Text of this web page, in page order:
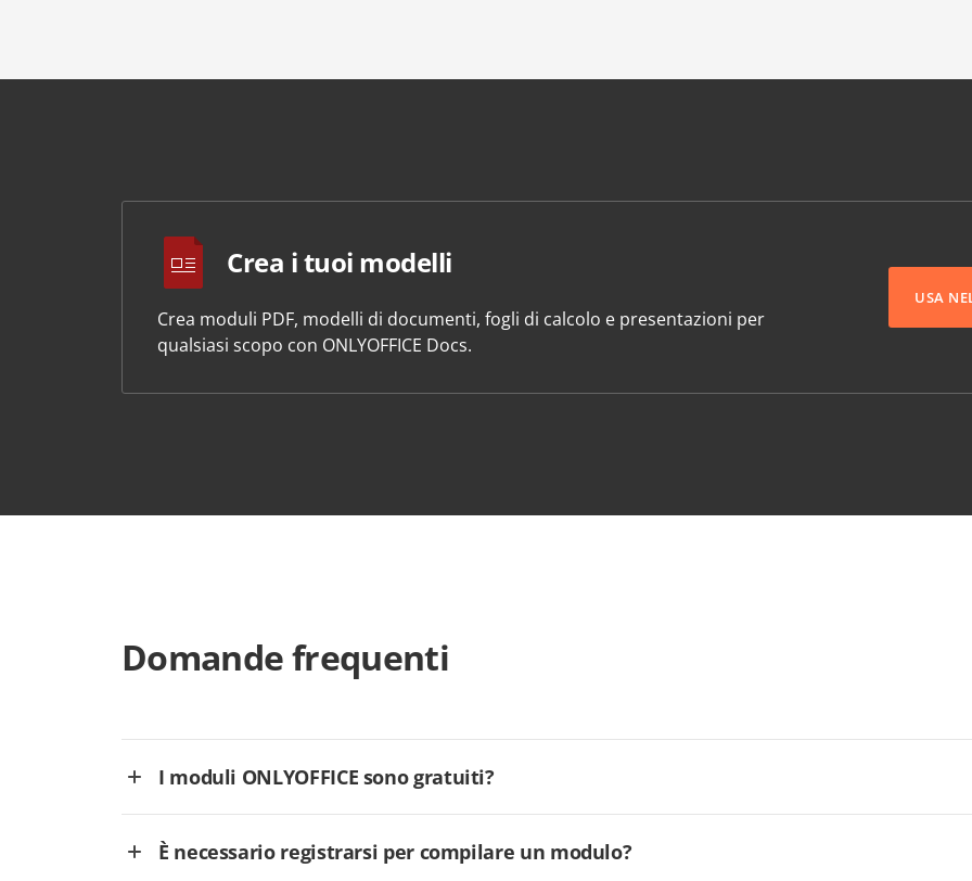
Crea i tuoi modelli
Crea moduli PDF, modelli di documenti, fogli di calcolo e presentazioni per
qualsiasi scopo con ONLYOFFICE Docs.
USA
Domande frequenti
I moduli ONLYOFFICE sono gratuiti?
È necessario registrarsi per compilare un modulo?